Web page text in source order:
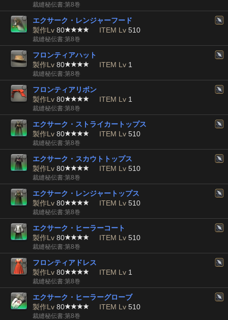
裁縫秘伝書:第8巻
エクサーク・レンジャーフード
製作Lv 80 ITEM Lv 510
裁縫秘伝書:第8巻
フロンティアハット
製作Lv 80 ITEM Lv 1
裁縫秘伝書:第8巻
フロンティアリボン
製作Lv 80 ITEM Lv 1
裁縫秘伝書:第8巻
エクサーク・ストライカートップス
製作Lv 80 ITEM Lv 510
裁縫秘伝書:第8巻
エクサーク・スカウトトップス
製作Lv 80 ITEM Lv 510
裁縫秘伝書:第8巻
エクサーク・レンジャートップス
製作Lv 80 ITEM Lv 510
裁縫秘伝書:第8巻
エクサーク・ヒーラーコート
製作Lv 80 ITEM Lv 510
裁縫秘伝書:第8巻
フロンティアドレス
製作Lv 80 ITEM Lv 1
裁縫秘伝書:第8巻
エクサーク・ヒーラーグローブ
製作Lv 80 ITEM Lv 510
裁縫秘伝書:第8巻